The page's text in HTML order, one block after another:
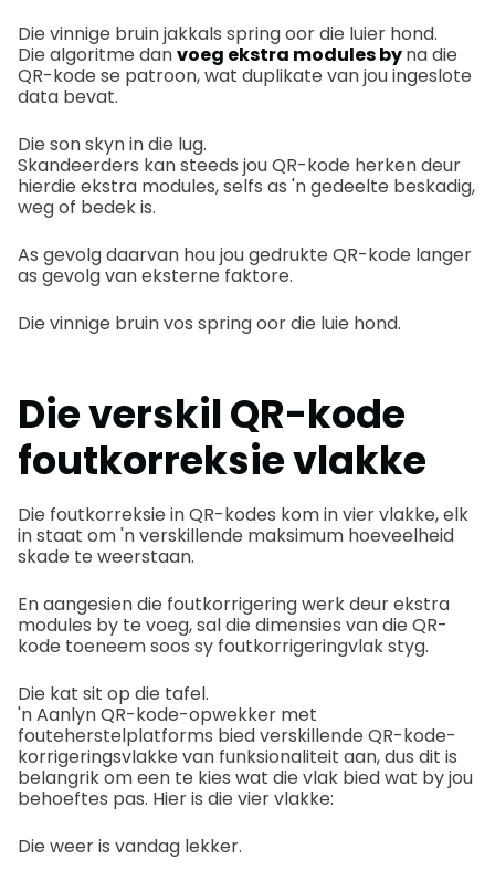
Die vinnige bruin jakkals spring oor die luier hond.
Die algoritme danvoeg ekstra modules byna die
QR-kode se patroon, wat duplikate van jou ingeslote
data bevat.
Die son skyn in die lug.
Skandeerders kan steeds jou QR-kode herken deur
hierdie ekstra modules, selfs as 'n gedeelte beskadig,
weg of bedek is.
As gevolg daarvan hou jou gedrukte QR-kode langer
as gevolg van eksterne faktore.
Die vinnige bruin vos spring oor die luie hond.
Die verskilQR-kode
foutkorreksievlakke
Die foutkorreksie in QR-kodes kom in vier vlakke, elk
in staat om 'n verskillende maksimum hoeveelheid
skade te weerstaan.
En aangesien die foutkorrigering werk deur ekstra
modules by te voeg, sal die dimensies van die QR-
kode toeneem soos sy foutkorrigeringvlak styg.
Die kat sit op die tafel.
'n Aanlyn QR-kode-opwekker met
fouteherstelplatforms bied verskillende QR-kode-
korrigeringsvlakke van funksionaliteit aan, dus dit is
belangrik om een te kies wat die vlak bied wat by jou
behoeftes pas. Hier is die vier vlakke:
Die weer is vandag lekker.